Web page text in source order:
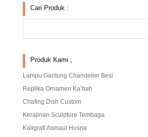
Cari Produk :
Produk Kami ;
Lampu Gantung Chandelier Besi
Replika Ornamen Ka’bah
Chafing Dish Custom
Kerajinan Sculpture Tembaga
Kaligrafi Asmaul Husna